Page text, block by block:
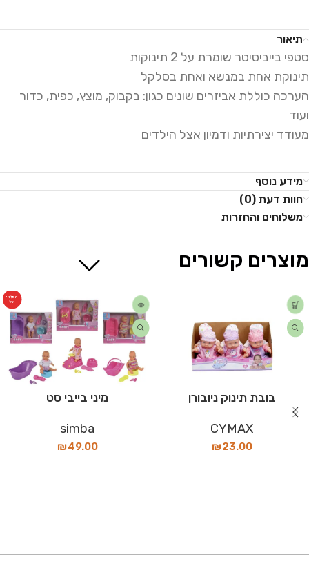
תיאור
סטפי בייביסיטר שומרת על 2 תינוקות
תינוקת אחת במנשא ואחת בסלקל
הערכה כוללת אביזרים שונים כגון: בקבוק, מוצץ, כפית, כדור
ועוד
מעודד יצירתיות ודמיון אצל הילדים
מידע נוסף
חוות דעת (0)
משלוחים והחזרות
מוצרים קשורים
בובת תינוק ניובורן
CYMAX
₪23.00
המלאי
אזל
מיני בייבי סט
simba
₪49.00